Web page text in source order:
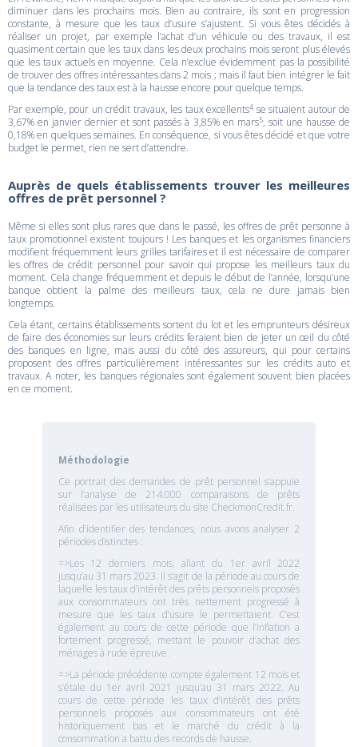
diminuer dans les prochains mois. Bien au contraire, ils sont en progression
constante, à mesure que les taux d’usure s’ajustent. Si vous êtes décidés à
réaliser un projet, par exemple l’achat d’un véhicule ou des travaux, il est
quasiment certain que les taux dans les deux prochains mois seront plus élevés
que les taux actuels en moyenne. Cela n’exclue évidemment pas la possibilité
de trouver des offres intéressantes dans 2 mois ; mais il faut bien intégrer le fait
que la tendance des taux est à la hausse encore pour quelque temps.
Par exemple, pour un crédit travaux, les taux excellents4 se situaient autour de
3,67% en janvier dernier et sont passés à 3,85% en mars5, soit une hausse de
0,18% en quelques semaines. En conséquence, si vous êtes décidé et que votre
budget le permet, rien ne sert d’attendre.
Auprès de quels établissements trouver les meilleures
offres de prêt personnel ?
Même si elles sont plus rares que dans le passé, les offres de prêt personne à
taux promotionnel existent toujours ! Les banques et les organismes financiers
modifient fréquemment leurs grilles tarifaires et il est nécessaire de comparer
les offres de crédit personnel pour savoir qui propose les meilleurs taux du
moment. Cela change fréquemment et depuis le début de l’année, lorsqu’une
banque obtient la palme des meilleurs taux, cela ne dure jamais bien
longtemps.
Cela étant, certains établissements sortent du lot et les emprunteurs désireux
de faire des économies sur leurs crédits feraient bien de jeter un œil du côté
des banques en ligne, mais aussi du côté des assureurs, qui pour certains
proposent des offres particulièrement intéressantes sur les crédits auto et
travaux. A noter, les banques régionales sont également souvent bien placées
en ce moment.
Méthodologie
Ce portrait des demandes de prêt personnel s’appuie
sur l’analyse de 214.000 comparaisons de prêts
réalisées par les utilisateurs du site CheckmonCredit.fr.
Afin d’identifier des tendances, nous avons analyser 2
périodes distinctes :
=>Les 12 derniers mois, allant du 1er avril 2022
jusqu’au 31 mars 2023. Il s’agit de la période au cours de
laquelle les taux d’intérêt des prêts personnels proposés
aux consommateurs ont très nettement progressé à
mesure que les taux d’usure le permettaient. C’est
également au cours de cette période que l’inflation a
fortement progressé, mettant le pouvoir d’achat des
ménages à rude épreuve.
=>La période précédente compte également 12 mois et
s’étale du 1er avril 2021 jusqu’au 31 mars 2022. Au
cours de cette période les taux d’intérêt des prêts
personnels proposés aux consommateurs ont été
historiquement bas et le marché du crédit à la
consommation a battu des records de hausse.